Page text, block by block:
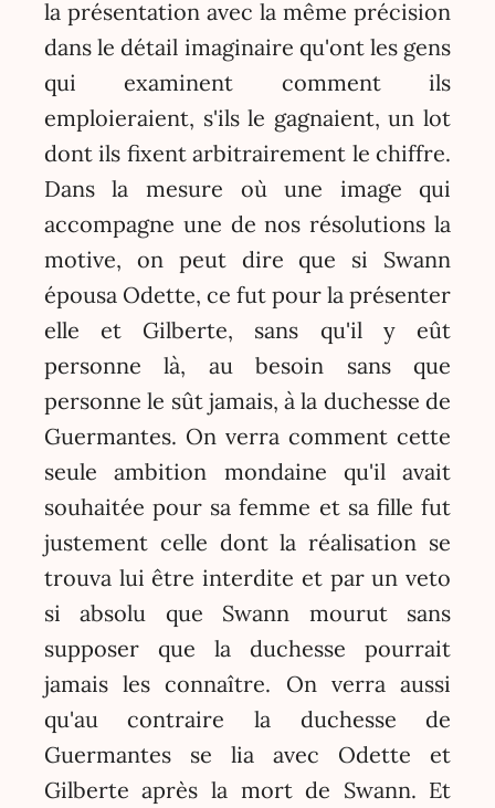
la présentation avec la même précision
dans le détail imaginaire qu'ont les gens
qui examinent comment ils
emploieraient, s'ils le gagnaient, un lot
dont ils fixent arbitrairement le chiffre.
Dans la mesure où une image qui
accompagne une de nos résolutions la
motive, on peut dire que si Swann
épousa Odette, ce fut pour la présenter
elle et Gilberte, sans qu'il y eût
personne là, au besoin sans que
personne le sût jamais, à la duchesse de
Guermantes. On verra comment cette
seule ambition mondaine qu'il avait
souhaitée pour sa femme et sa fille fut
justement celle dont la réalisation se
trouva lui être interdite et par un veto
si absolu que Swann mourut sans
supposer que la duchesse pourrait
jamais les connaître. On verra aussi
qu'au contraire la duchesse de
Guermantes se lia avec Odette et
Gilberte après la mort de Swann. Et